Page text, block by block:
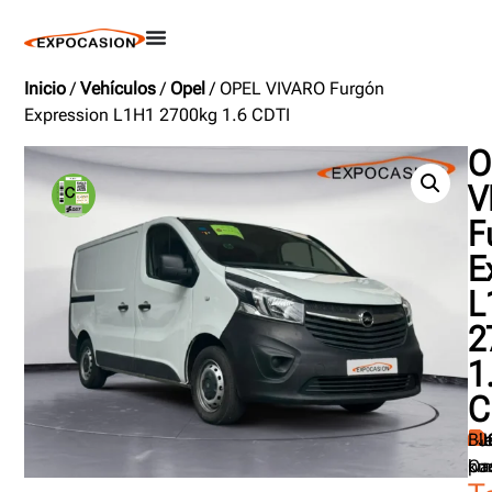
Inicio /Vehículos /Opel / OPEL VIVARO Furgón
Expression L1H1 2700kg 1.6 CDTI
km
4